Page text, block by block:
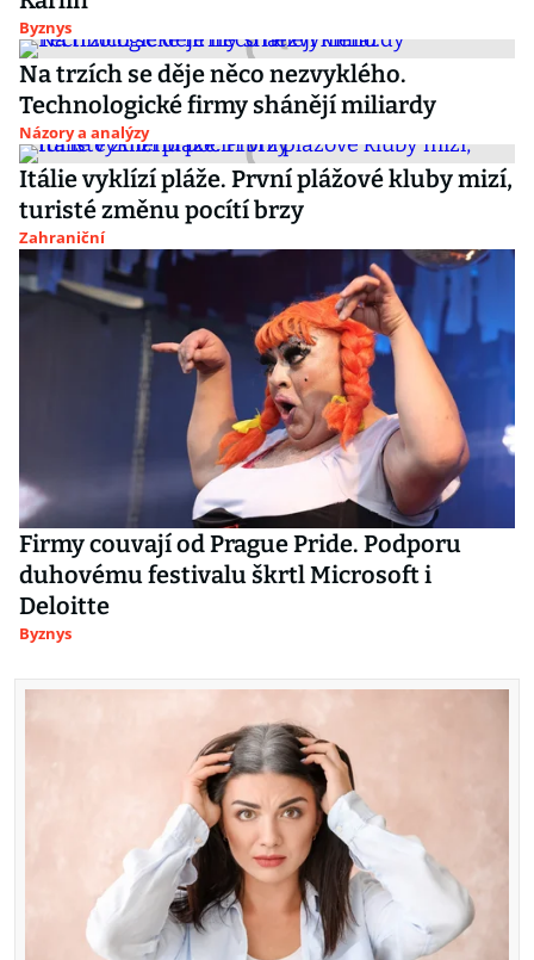
Byznys
Na trzích se děje něco nezvyklého.
Technologické firmy shánějí miliardy
Názory a analýzy
Itálie vyklízí pláže. První plážové kluby mizí,
turisté změnu pocítí brzy
Zahraniční
Firmy couvají od Prague Pride. Podporu
duhovému festivalu škrtl Microsoft i
Deloitte
Byznys